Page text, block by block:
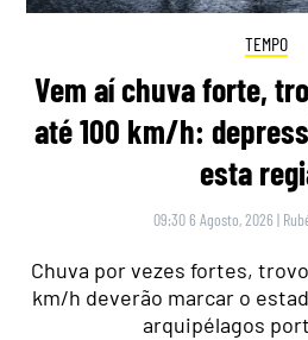
TEMPO
Vem aí chuva forte,
até 100 km/h:
esta
09:30 6 Agosto, 2026 |
Chuva por vezes fortes,
km/h deverão marcar o
arquipélagos